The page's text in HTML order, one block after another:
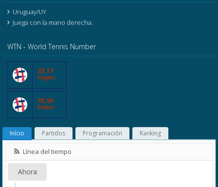
Uruguay/UY
Juega con la mano derecha.
WTN - World Tennis Number
33,17
Singles
35,50
Dobles
Início Partidos Programación Ranking
Línea del tiempo
Ahora